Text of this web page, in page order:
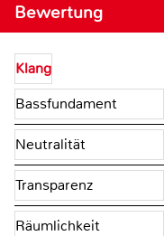
Bewertung
Klang
Bassfundament
Neutralität
Transparenz
Räumlichkeit